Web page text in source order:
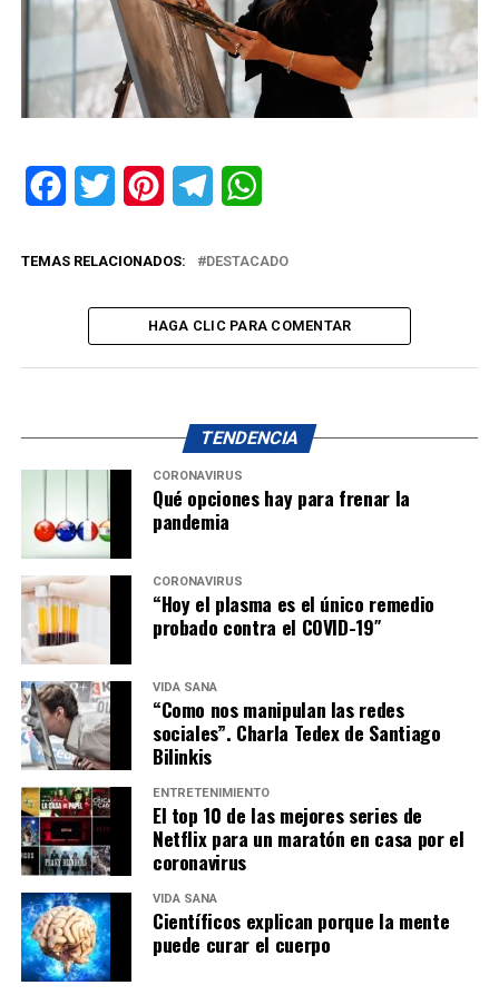
FacebookTwitter PinterestTelegram
TEMAS RELACIONADOS: DESTACADO
HAGA CLIC PARA COMENTAR
TENDENCIA
CORONAVIRUS
Qué opciones hay para frenar la
pandemia
CORONAVIRUS
“Hoy el plasma es el único remedio
probado contra el COVID-19″
VIDA SANA
“Como nos manipulan las redes
sociales”. Charla Tedex de Santiago
Bilinkis
ENTRETENIMIENTO
El top 10 de las mejores series de
Netflix para un maratón en casa por el
coronavirus
VIDA SANA
Científicos explican porque la mente
puede curar el cuerpo